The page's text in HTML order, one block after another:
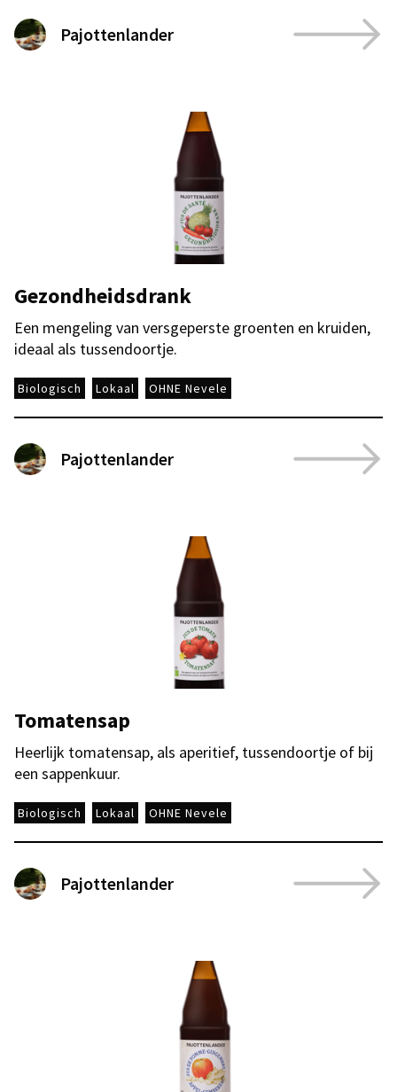
Pajottenlander
Gezondheidsdrank
Een mengeling van versgeperste groenten en kruiden,
ideaal als tussendoortje.
Biologisch Lokaal OHNE Nevele
Pajottenlander
Tomatensap
Heerlijk tomatensap, als aperitief, tussendoortje of bij
een sappenkuur.
Biologisch Lokaal OHNE Nevele
Pajottenlander